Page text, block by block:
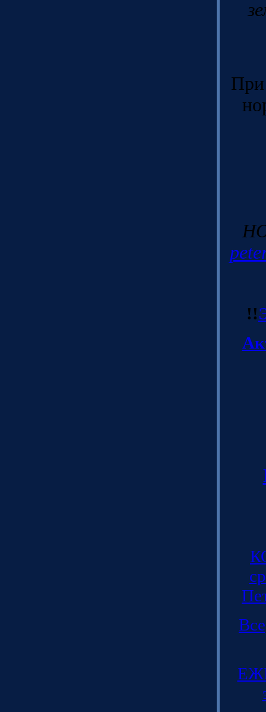
При
!!